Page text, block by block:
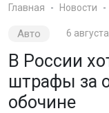
Главная Новости
Авто 6
В России
штрафы за
обочине